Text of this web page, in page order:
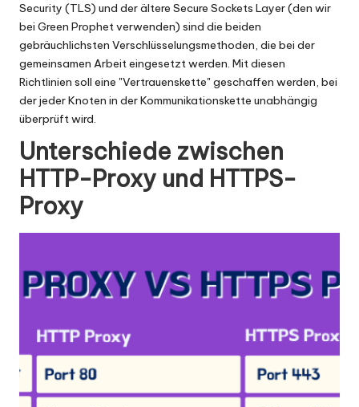
Security (TLS) und der ältere Secure Sockets Layer (den wir
bei Green Prophet verwenden) sind die beiden
gebräuchlichsten Verschlüsselungsmethoden, die bei der
gemeinsamen Arbeit eingesetzt werden. Mit diesen
Richtlinien soll eine "Vertrauenskette" geschaffen werden, bei
der jeder Knoten in der Kommunikationskette unabhängig
überprüft wird.
Unterschiede zwischen
HTTP-Proxy und HTTPS-
Proxy